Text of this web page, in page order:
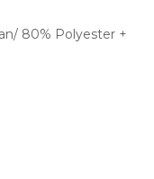
80% Polyester +